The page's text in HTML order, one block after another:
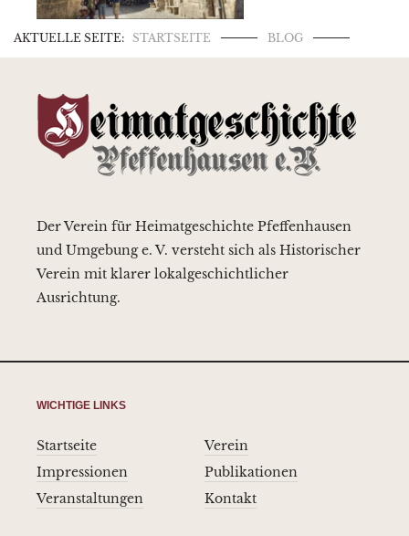
AKTUELLE SEITE: STARTSEITE BLOG
Der Verein für Heimatgeschichte Pfeffenhausen
und Umgebung e. V. versteht sich als Historischer
Verein mit klarer lokalgeschichtlicher
Ausrichtung.
WICHTIGE LINKS
Startseite
Verein
Impressionen
Publikationen
Veranstaltungen
Kontakt